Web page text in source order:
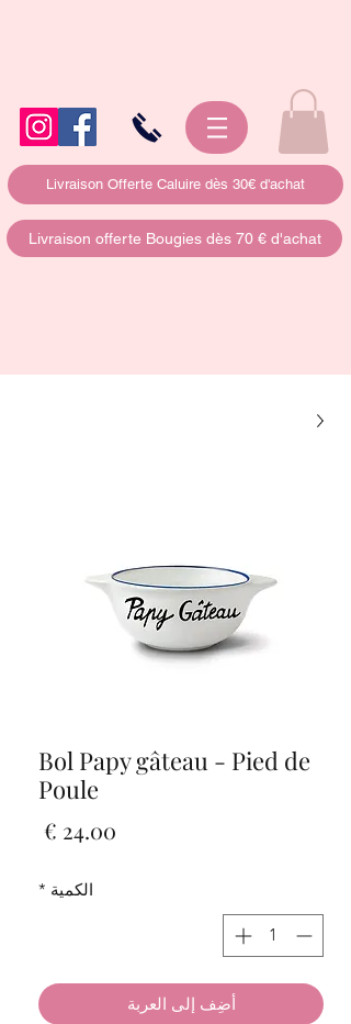
Livraison Offerte Caluire dès 30€ d'achat
Livraison offerte Bougies dès 70 € d'achat
Bol Papy gâteau - Pied de
Poule
الكمية *
أضِف إلى العربة